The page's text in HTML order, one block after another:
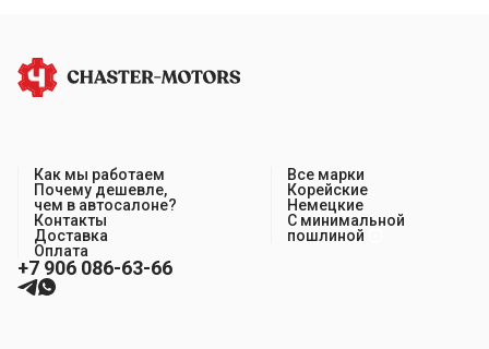
Как мы работаем
Почему дешевле,
чем в автосалоне?
Контакты
Доставка
Оплата
Все марки
Корейские
Немецкие
С минимальной
пошлиной
+7 906 086-63-66